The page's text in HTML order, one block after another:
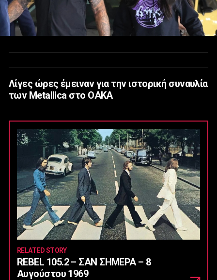
Λίγες ώρες έμειναν για την ιστορική συναυλία
των Metallica στο ΟΑΚΑ
RELATED STORY
REBEL 105.2 – ΣΑΝ ΣΗΜΕΡΑ – 8
Αυγούστου 1969